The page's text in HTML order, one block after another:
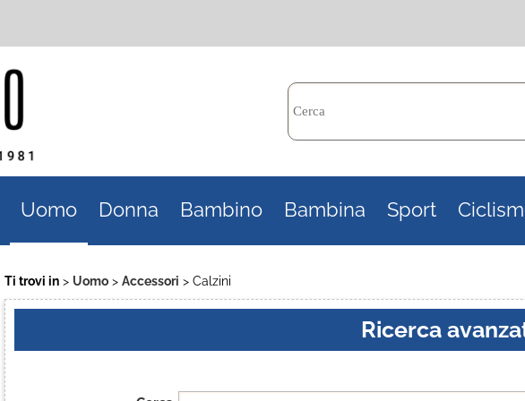
il
Uomo Donna Bambino Bambina Sport
Ti trovi in Uomo Accessori Calzini
Ricerca